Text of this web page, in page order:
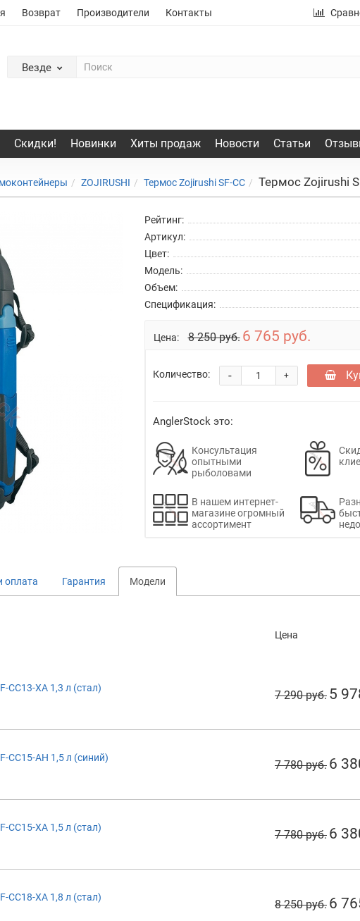
Возврат Производители Контакты
Везде
Скидки! Новинки Хиты продаж Новости Статьи
ZOJIRUSHI Термос Zojirushi SF-CC Термос Zojirushi
Рейтинг:
Артикул:
Цвет:
Модель:
Объем:
Спецификация:
Цена: 8 250 руб. 6 765 руб.
Количество: +
-
AnglerStock это:
Консультация
опытными
рыболовами
В нашем интернет-
магазине огромный
ассортимент
оплата Гарантия Модели
Цена
CC13-XA 1,3 л (стал)
7 290 руб. 5
CC15-AH 1,5 л (синий)
7 780 руб. 6
CC15-XA 1,5 л (стал)
7 780 руб. 6
CC18-XA 1,8 л (стал)
8 250 руб. 6